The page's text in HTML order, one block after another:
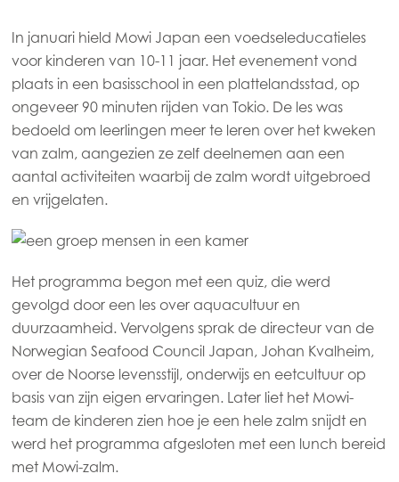
Mowi Global
Asia
Mowi China
In januari hield Mowi Japan een voedseleducatieles
voor kinderen van 10-11 jaar. Het evenement vond
plaats in een basisschool in een plattelandsstad, op
ongeveer 90 minuten rijden van Tokio. De les was
bedoeld om leerlingen meer te leren over het kweken
van zalm, aangezien ze zelf deelnemen aan een
aantal activiteiten waarbij de zalm wordt uitgebroed
en vrijgelaten.
Het programma begon met een quiz, die werd
gevolgd door een les over aquacultuur en
duurzaamheid. Vervolgens sprak de directeur van de
Norwegian Seafood Council Japan, Johan Kvalheim,
over de Noorse levensstijl, onderwijs en eetcultuur op
basis van zijn eigen ervaringen. Later liet het Mowi-
team de kinderen zien hoe je een hele zalm snijdt en
werd het programma afgesloten met een lunch bereid
met Mowi-zalm.